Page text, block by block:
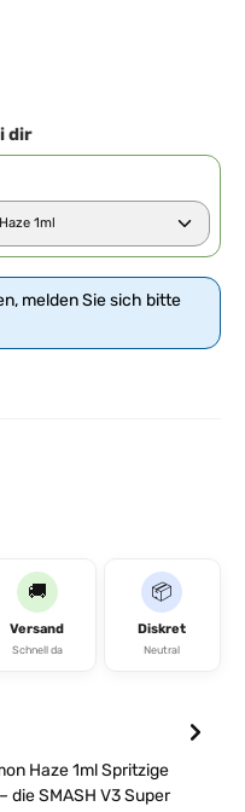
5 Sternen
dir
melden Sie sich bitte
🚚
Versand
Schnell da
📦
Diskret
Neutral
Haze 1ml Spritzige
SMASH V3 Super